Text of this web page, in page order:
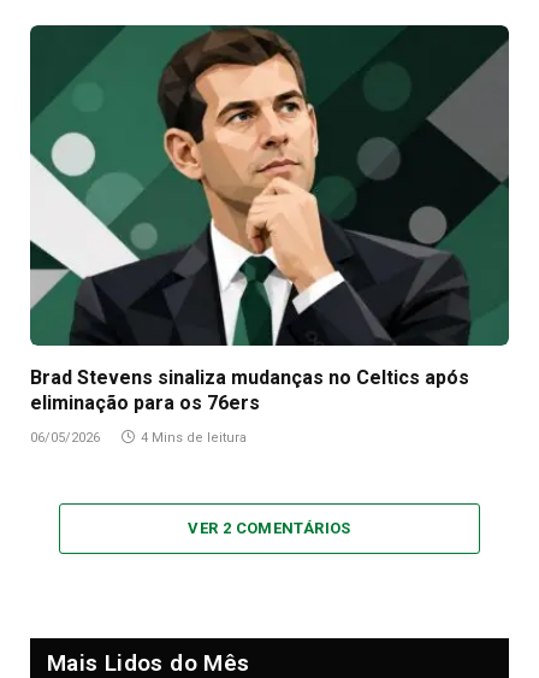
Brad Stevens sinaliza mudanças no Celtics após
eliminação para os 76ers
06/05/2026 4 Mins de leitura
VER 2 COMENTÁRIOS
Mais Lidos do Mês